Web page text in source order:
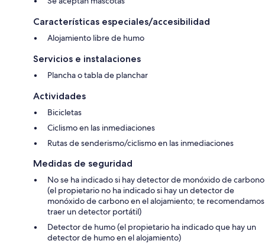
Características especiales/accesibilidad
Alojamiento libre de humo
Servicios e instalaciones
Plancha o tabla de planchar
Actividades
Bicicletas
Ciclismo en las inmediaciones
Rutas de senderismo/ciclismo en las inmediaciones
Medidas de seguridad
No se ha indicado si hay detector de monóxido de carbono
(el propietario no ha indicado si hay un detector de
monóxido de carbono en el alojamiento; te recomendamos
traer un detector portátil)
Detector de humo (el propietario ha indicado que hay un
detector de humo en el alojamiento)